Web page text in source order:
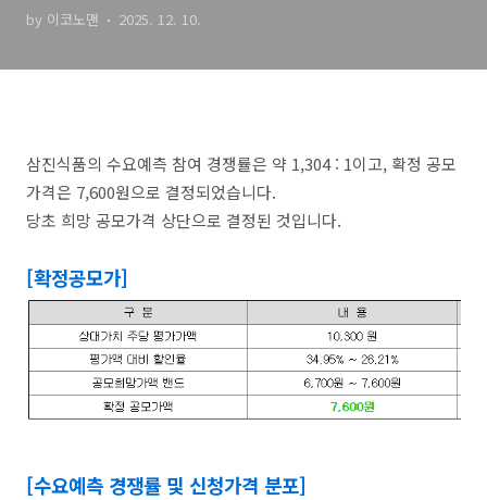
by 이코노맨 2025. 12. 10.
삼진식품의 수요예측 참여 경쟁률은 약 1,304 : 1이고, 확정 공모
가격은 7,600원으로 결정되었습니다.
당초 희망 공모가격 상단으로 결정된 것입니다.
[확정공모가]
[수요예측 경쟁률 및 신청가격 분포]